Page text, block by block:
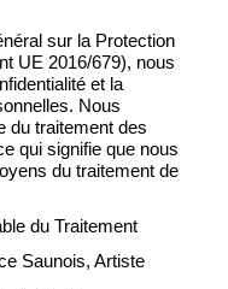
sur la Protection
UE 2016/679), nous
et la
Nous
du traitement des
qui signifie que nous
du traitement de
du Traitement
Saunois, Artiste